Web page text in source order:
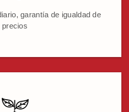
garantía de igualdad de
precios